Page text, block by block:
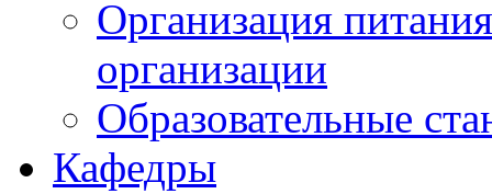
Организация
организации
Образовательные
Кафедры